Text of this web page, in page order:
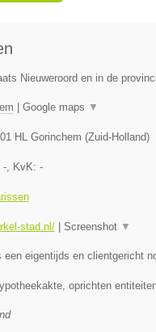
Nieuweroord en in de
Google maps ▼
HL Gorinchem (Zuid-Holland)
-, KvK: -
stad.nl/| Screenshot ▼
eigentijds en clientgericht
oprichten